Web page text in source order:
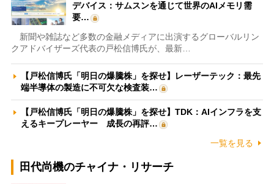
デバイス：サムスンを通じて世界のAIメモリ需
要…
新聞や雑誌など多数の金融メディアに出演するグローバルリン
クアドバイザーズ代表の戸松信博氏が、最新…
【戸松信博氏「明日の爆騰株」を探せ】レーザーテック：最先
端半導体の製造に不可欠な検査装…
【戸松信博氏「明日の爆騰株」を探せ】TDK：AIインフラを支
えるキープレーヤー 成長の再評…
一覧を見る
田代尚機のチャイナ・リサーチ